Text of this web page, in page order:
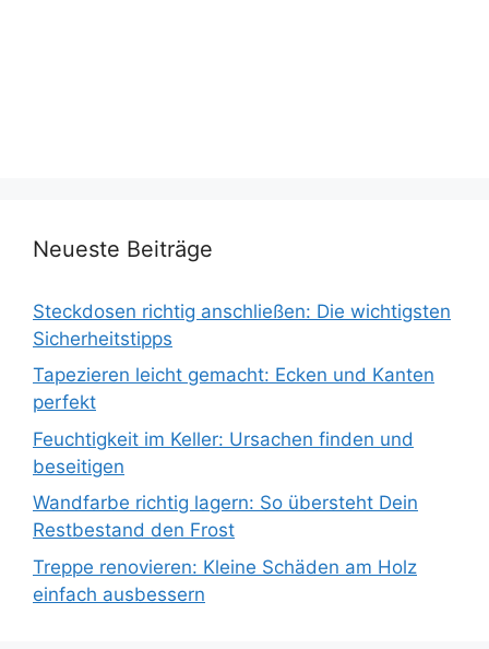
Neueste Beiträge
Steckdosen richtig anschließen: Die wichtigsten
Sicherheitstipps
Tapezieren leicht gemacht: Ecken und Kanten
perfekt
Feuchtigkeit im Keller: Ursachen finden und
beseitigen
Wandfarbe richtig lagern: So übersteht Dein
Restbestand den Frost
Treppe renovieren: Kleine Schäden am Holz
einfach ausbessern